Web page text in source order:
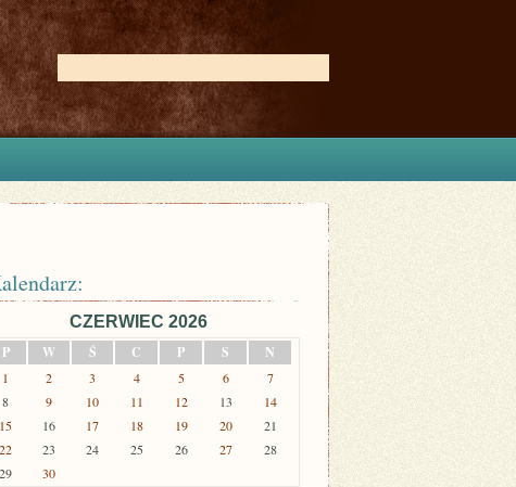
CZERWIEC 2026
P
W Ś C P S N
1 2 3 4 5 6
7
8
9 10 11 12 13
14
15
16 17 18 19 20
21
22
23 24 25 26 27
28
29
30